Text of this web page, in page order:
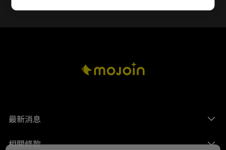
最新消息
相關條款